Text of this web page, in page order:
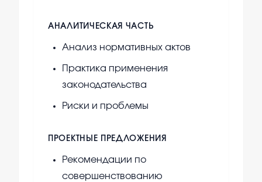
АНАЛИТИЧЕСКАЯ ЧАСТЬ
Анализ нормативных актов
Практика применения
законодательства
Риски и проблемы
ПРОЕКТНЫЕ ПРЕДЛОЖЕНИЯ
Рекомендации по
совершенствованию